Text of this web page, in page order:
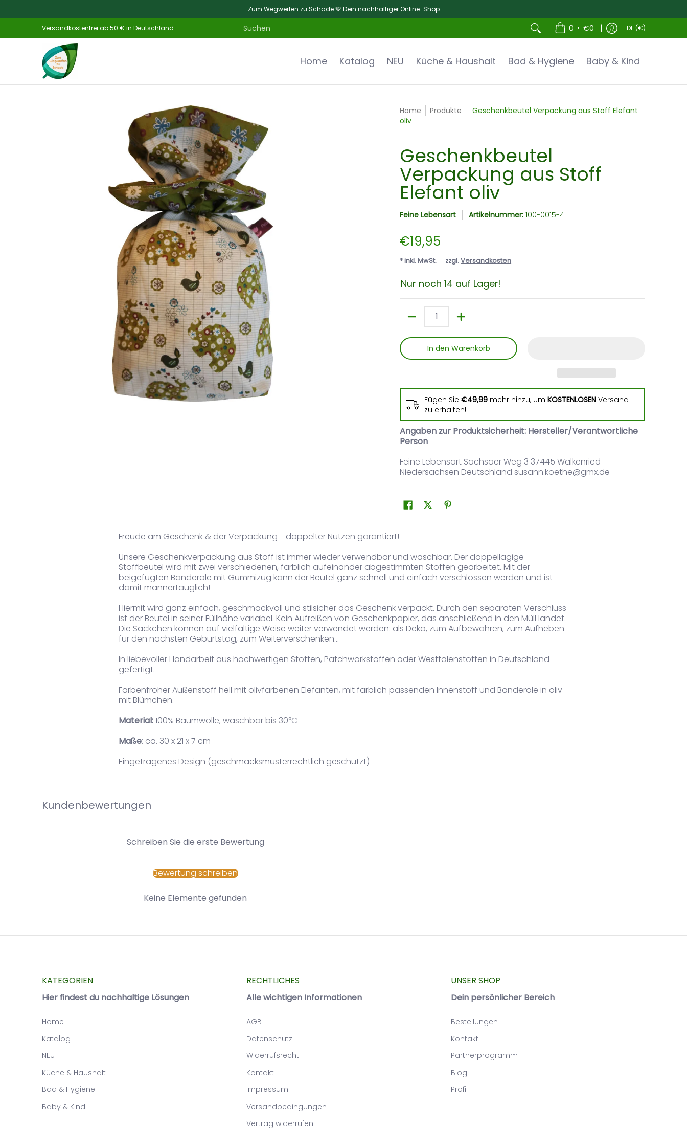
Zum Wegwerfen zu Schade 💚 Dein nachhaltiger Online-Shop
Home Katalog NEU Küche & Haushalt Bad & Hygiene Baby & Kind
Versandkostenfrei ab 50 € in Deutschland Suchen 0 • €0 DE (€)
Home Katalog NEU Küche & Haushalt Bad & Hygiene Baby & Kind
Zum Hauptinhalt springen
Home Produkte
Geschenkbeutel Verpackung aus Stoff Elefant
oliv
Geschenkbeutel
Verpackung aus Stoff
Elefant oliv
Feine Lebensart Artikelnummer:100-0015-4
€19,95
* inkl. MwSt. zzgl.Versandkosten
Nur noch 14 auf Lager!
In den Warenkorb
Fügen Sie€49,99 mehr hinzu, umKOSTENLOSEN Versand
zu erhalten!
Angaben zur Produktsicherheit: Hersteller/Verantwortliche
Person
Feine Lebensart Sachsaer Weg 3 37445 Walkenried
Niedersachsen Deutschland susann.koethe@gmx.de
Freude am Geschenk & der Verpackung - doppelter Nutzen garantiert!
Unsere Geschenkverpackung aus Stoff ist immer wieder verwendbar und waschbar. Der doppellagige
Stoffbeutel wird mit zwei verschiedenen, farblich aufeinander abgestimmten Stoffen gearbeitet. Mit der
beigefügten Banderole mit Gummizug kann der Beutel ganz schnell und einfach verschlossen werden und ist
damit männertauglich!
Hiermit wird ganz einfach, geschmackvoll und stilsicher das Geschenk verpackt. Durch den separaten Verschluss
ist der Beutel in seiner Füllhöhe variabel. Kein Aufreißen von Geschenkpapier, das anschließend in den Müll landet.
Die Säckchen können auf vielfältige Weise weiter verwendet werden: als Deko, zum Aufbewahren, zum Aufheben
für den nächsten Geburtstag, zum Weiterverschenken...
In liebevoller Handarbeit aus hochwertigen Stoffen, Patchworkstoffen oder Westfalenstoffen in Deutschland
gefertigt.
Farbenfroher Außenstoff hell mit olivfarbenen Elefanten, mit farblich passenden Innenstoff und Banderole in oliv
mit Blümchen.
Material:100% Baumwolle, waschbar bis 30°C
Maße: ca. 30 x 21 x 7 cm
Eingetragenes Design (geschmacksmusterrechtlich geschützt)
Kundenbewertungen
Schreiben Sie die erste Bewertung
Bewertung schreiben
Keine Elemente gefunden
KATEGORIEN
Hier findest du nachhaltige Lösungen
Home
Katalog
NEU
Küche & Haushalt
Bad & Hygiene
Baby & Kind
RECHTLICHES
Alle wichtigen Informationen
AGB
Datenschutz
Widerrufsrecht
Kontakt
Impressum
Versandbedingungen
Vertrag widerrufen
UNSER SHOP
Dein persönlicher Bereich
Bestellungen
Kontakt
Partnerprogramm
Blog
Profil